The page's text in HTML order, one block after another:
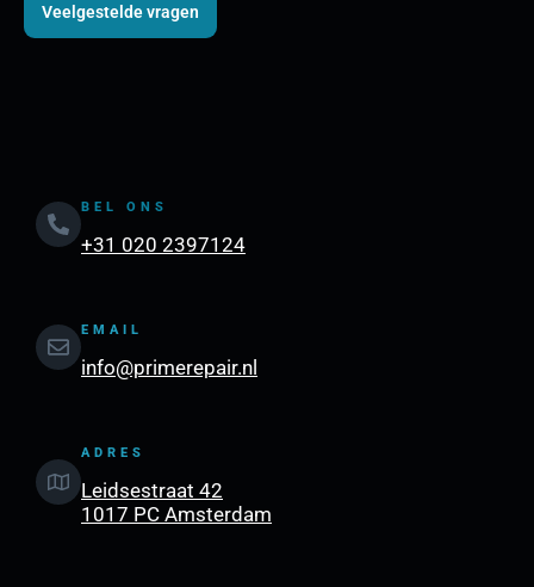
Veelgestelde vragen
BEL ONS
+31 020 2397124
EMAIL
info@primerepair.nl
ADRES
Leidsestraat 42
1017 PC Amsterdam